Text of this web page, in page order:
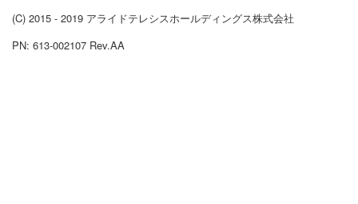
(C) 2015 - 2019 アライドテレシスホールディングス株式会社
PN: 613-002107 Rev.AA